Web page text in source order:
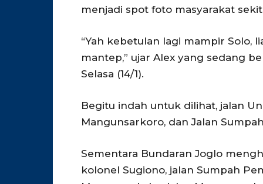
menjadi spot foto masyarakat
“Yah kebetulan lagi mampir Solo,
mantep,” ujar Alex yang sedang
Selasa (14/1).
Begitu indah untuk dilihat, jalan
Mangunsarkoro, dan Jalan
Sementara Bundaran Joglo
kolonel Sugiono, jalan Sumpah